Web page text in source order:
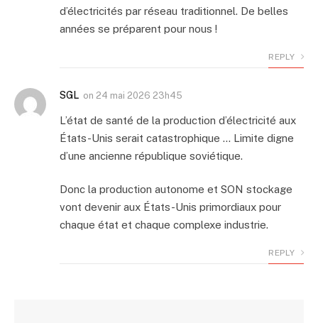
d’électricités par réseau traditionnel. De belles
années se préparent pour nous !
REPLY
SGL on 24 mai 2026 23h45
L’état de santé de la production d’électricité aux
États-Unis serait catastrophique … Limite digne
d’une ancienne république soviétique.
Donc la production autonome et SON stockage
vont devenir aux États-Unis primordiaux pour
chaque état et chaque complexe industrie.
REPLY